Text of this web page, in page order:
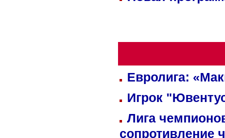
Евролига:
Игрок
Лига